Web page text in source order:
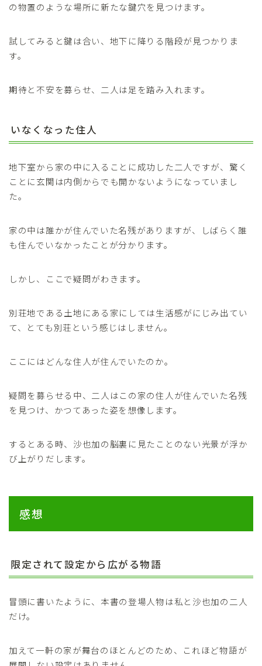
の物置のような場所に新たな鍵穴を見つけます。
試してみると鍵は合い、地下に降りる階段が見つかりま
す。
期待と不安を募らせ、二人は足を踏み入れます。
いなくなった住人
地下室から家の中に入ることに成功した二人ですが、驚く
ことに玄関は内側からでも開かないようになっていまし
た。
家の中は誰かが住んでいた名残がありますが、しばらく誰
も住んでいなかったことが分かります。
しかし、ここで疑問がわきます。
別荘地である土地にある家にしては生活感がにじみ出てい
て、とても別荘という感じはしません。
ここにはどんな住人が住んでいたのか。
疑問を募らせる中、二人はこの家の住人が住んでいた名残
を見つけ、かつてあった姿を想像します。
するとある時、沙也加の脳裏に見たことのない光景が浮か
び上がりだします。
感想
限定されて設定から広がる物語
冒頭に書いたように、本書の登場人物は私と沙也加の二人
だけ。
加えて一軒の家が舞台のほとんどのため、これほど物語が